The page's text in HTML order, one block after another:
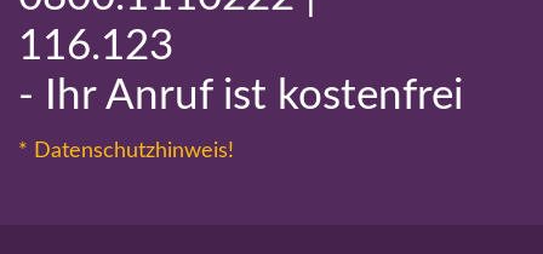
116.123
- Ihr Anruf ist kostenfrei
* Datenschutzhinweis!